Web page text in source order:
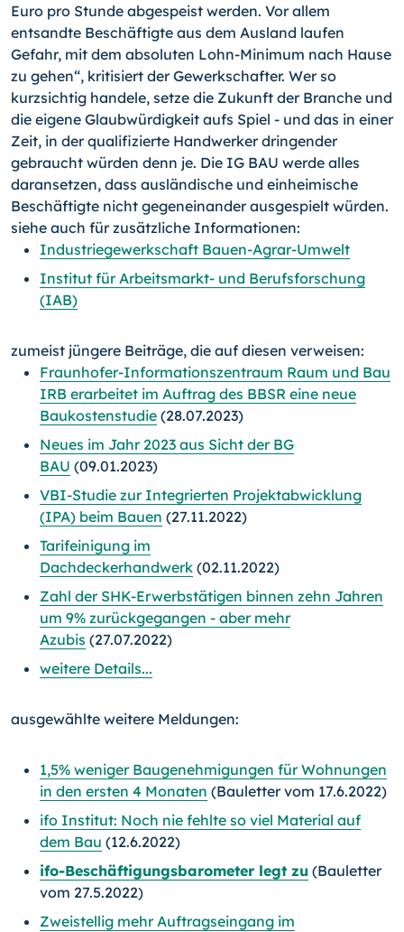
Euro pro Stunde abgespeist werden. Vor allem
entsandte Beschäftigte aus dem Ausland laufen
Gefahr, mit dem absoluten Lohn-Minimum nach Hause
zu gehen“, kritisiert der Gewerkschafter. Wer so
kurzsichtig handele, setze die Zukunft der Branche und
die eigene Glaubwürdigkeit aufs Spiel - und das in einer
Zeit, in der qualifizierte Handwerker dringender
gebraucht würden denn je. Die IG BAU werde alles
daransetzen, dass ausländische und einheimische
Beschäftigte nicht gegeneinander ausgespielt würden.
siehe auch für zusätzliche Informationen:
Industriegewerkschaft Bauen-Agrar-Umwelt
Institut für Arbeitsmarkt- und Berufsforschung
(IAB)
zumeist jüngere Beiträge, die auf diesen verweisen:
Fraunhofer-Informationszentraum Raum und Bau
IRB erarbeitet im Auftrag des BBSR eine neue
Baukostenstudie (28.07.2023)
Neues im Jahr 2023 aus Sicht der BG
BAU (09.01.2023)
VBI-Studie zur Integrierten Projektabwicklung
(IPA) beim Bauen (27.11.2022)
Tarifeinigung im
Dachdeckerhandwerk (02.11.2022)
Zahl der SHK-Erwerbstätigen binnen zehn Jahren
um 9% zurückgegangen - aber mehr
Azubis (27.07.2022)
weitere Details...
ausgewählte weitere Meldungen:
1,5% weniger Baugenehmigungen für Wohnungen
in den ersten 4 Monaten (Bauletter vom 17.6.2022)
ifo Institut: Noch nie fehlte so viel Material auf
dem Bau (12.6.2022)
ifo-Beschäftigungsbarometer legt zu (Bauletter
vom 27.5.2022)
Zweistellig mehr Auftragseingang im